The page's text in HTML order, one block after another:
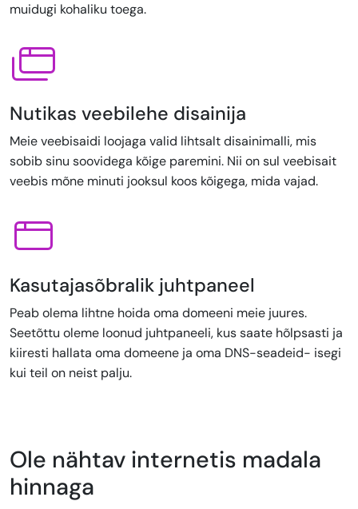
muidugi kohaliku toega.
Nutikas veebilehe disainija
Meie veebisaidi loojaga valid lihtsalt disainimalli, mis
sobib sinu soovidega kõige paremini. Nii on sul veebisait
veebis mõne minuti jooksul koos kõigega, mida vajad.
Kasutajasõbralik juhtpaneel
Peab olema lihtne hoida oma domeeni meie juures.
Seetõttu oleme loonud juhtpaneeli, kus saate hõlpsasti ja
kiiresti hallata oma domeene ja oma DNS-seadeid- isegi
kui teil on neist palju.
Ole nähtav internetis madala
hinnaga